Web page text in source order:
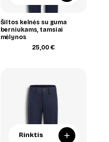
Šiltos kelnės su guma
berniukams, tamsiai
mėlynos
25,00 €
Rinktis +